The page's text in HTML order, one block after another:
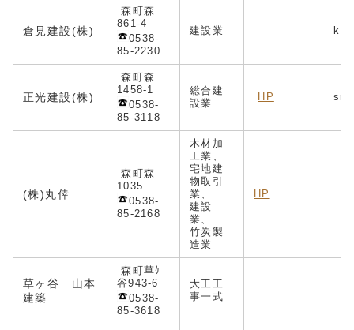
倉見建設(株)
森町森
861-4
0538-
85-2230
建設業
正光建設(株)
森町森
1458-1
0538-
85-3118
総合建
設業
HP sr-
(株)丸倖
森町森
1035
0538-
85-2168
木材加
工業、
宅地建
物取引
業、
建設
業、
竹炭製
造業
HP
草ヶ谷 山本
建築
森町草ｹ
谷943-6
0538-
85-3618
大工工
事一式